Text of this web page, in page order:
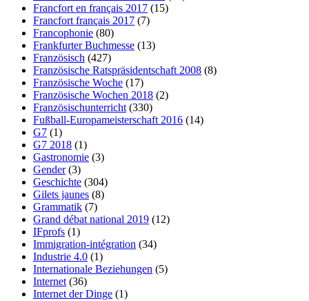
Francfort en français 2017 (15)
Francfort français 2017 (7)
Francophonie (80)
Frankfurter Buchmesse (13)
Französisch (427)
Französische Ratspräsidentschaft 2008 (8)
Französische Woche (17)
Französische Wochen 2018 (2)
Französischunterricht (330)
Fußball-Europameisterschaft 2016 (14)
G7 (1)
G7 2018 (1)
Gastronomie (3)
Gender(3)
Geschichte (304)
Gilets jaunes (8)
Grammatik (7)
Grand débat national 2019 (12)
IFprofs (1)
Immigration-intégration (34)
Industrie 4.0 (1)
Internationale Beziehungen (5)
Internet (36)
Internet der Dinge (1)